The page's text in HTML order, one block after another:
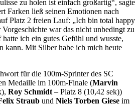
zu holen ist einfach großartig“, sagte
Farken ließ seinen Emotionen nach
Platz 2 freien Lauf: „Ich bin total happy
war das nicht unbedingt zu
ich ein gutes Gefühl und wusste,
kann. Mit Silber habe ich mich heute
für die 100m-Sprinter des SC
Medaille im 100m-Finale (Marvin
Roy Schmidt – Platz 8 (10,42 sek))
Straub undNiels Torben Giese im